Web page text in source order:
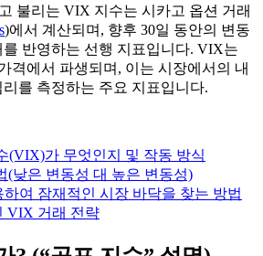
불리는 VIX 지수는 시카고 옵션 거래
)에서 계산되며, 향후 30일 동안의 변동
반영하는 선행 지표입니다. VIX는
격에서 파생되며, 이는 시장에서의 내
를 측정하는 주요 지표입니다.
(VIX)가 무엇인지 및 작동 방식
(낮은 변동성 대 높은 변동성)
여 잠재적인 시장 바닥을 찾는 방법
VIX 거래 전략